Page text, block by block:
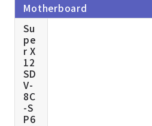
Motherboard
Su
pe
r X
12
SD
V-
8C
-S
P6